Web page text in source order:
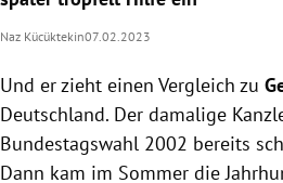
Naz Kücüktekin07.02.2023
Und er zieht einen Vergleich zu
Deutschland. Der damalige
Bundestagswahl 2002 bereits
Dann kam im Sommer die